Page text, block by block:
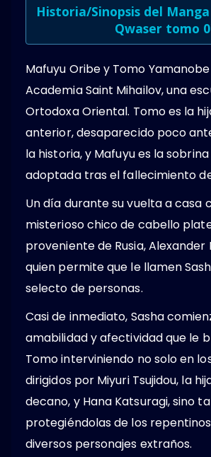
Historia/Sinopsis del
Qwaser tomo
Mafuyu Oribe y Tomo
Academia Saint Mihailov, una
Ortodoxa Oriental. Tomo es la
anterior, desaparecido poco
la historia, y Mafuyu es la
adoptada tras el fallecimiento
Un día durante su vuelta a casa
misterioso chico de cabello
proveniente de Rusia, Alexander
quien permite que le llamen
selecto de personas.
Casi de inmediato, Sasha
amabilidad y afectividad que le
Tomo interviniendo no solo en
dirigidos por Miyuri Tsujidou, la
decano, y Hana Katsuragi, sino
protegiéndolas de los
diversos personajes extraños.